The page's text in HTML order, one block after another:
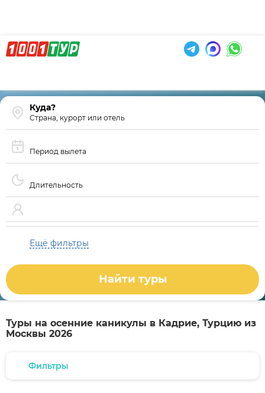
Страна, курорт или отель
Период вылета
Длительность
Ещё фильтры
Найти туры
Туры на осенние каникулы в Кадрие, Турцию из
Москвы 2026
Фильтры